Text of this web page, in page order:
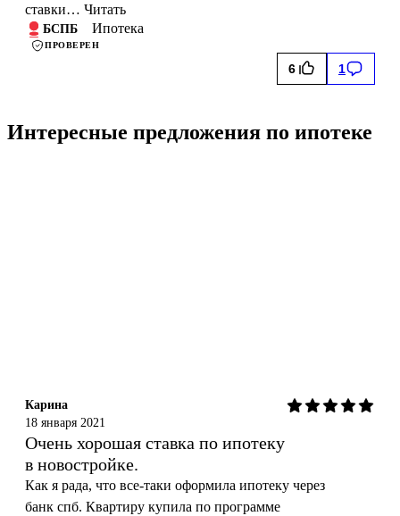
ставки… Читать
БСПБ Ипотека
ПРОВЕРЕН
6 1
Интересные предложения по ипотеке
Карина
18 января 2021
Очень хорошая ставка по ипотеку
в новостройке.
Как я рада, что все-таки оформила ипотеку через
банк спб. Квартиру купила по программе